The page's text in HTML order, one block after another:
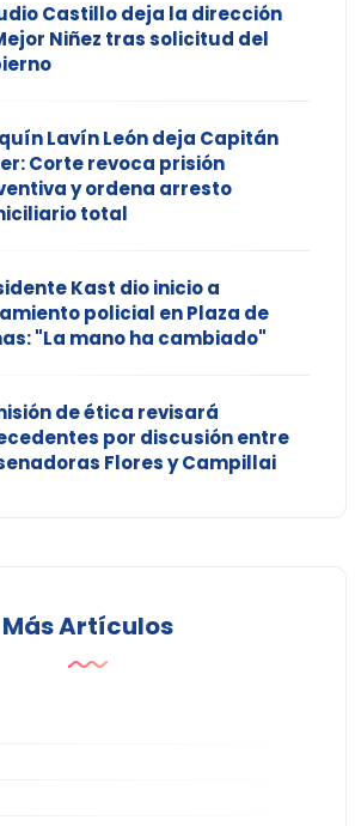
Castillo deja la dirección
Niñez tras solicitud del
Lavín León deja Capitán
Corte revoca prisión
y ordena arresto
total
Kast dio inicio a
policial en Plaza de
"La mano ha cambiado"
de ética revisará
por discusión entre
Flores y Campillai
Más Artículos